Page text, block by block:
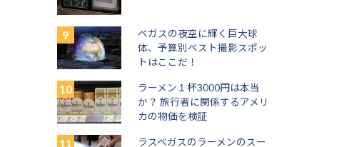
ベガスの夜空に輝く巨大球
体、予算別ベスト撮影スポッ
トはここだ！
ラーメン１杯3000円は本当
か？ 旅行者に関係するアメリ
カの物価を検証
ラスベガスのラーメンのスー